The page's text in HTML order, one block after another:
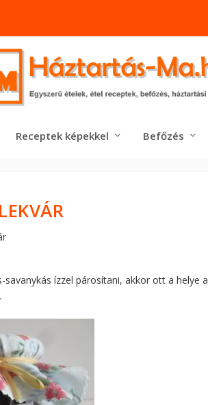
Receptek képekkel Befőzés
ízzel párosítani, akkor ott a helye a